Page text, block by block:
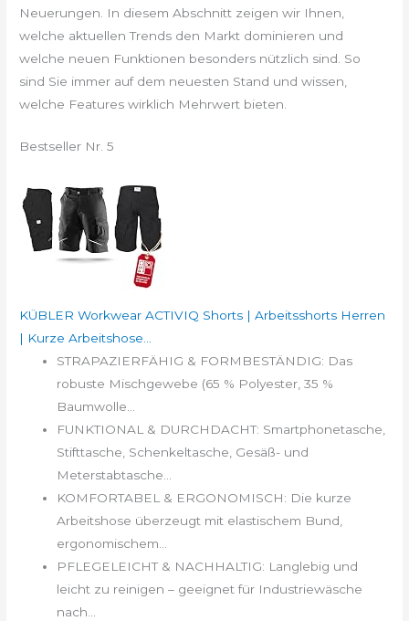
Neuerungen. In diesem Abschnitt zeigen wir Ihnen,
welche aktuellen Trends den Markt dominieren und
welche neuen Funktionen besonders nützlich sind. So
sind Sie immer auf dem neuesten Stand und wissen,
welche Features wirklich Mehrwert bieten.
Bestseller Nr. 5
KÜBLER Workwear ACTIVIQ Shorts | Arbeitsshorts Herren
| Kurze Arbeitshose...
STRAPAZIERFÄHIG & FORMBESTÄNDIG: Das
robuste Mischgewebe (65 % Polyester, 35 %
Baumwolle...
FUNKTIONAL & DURCHDACHT: Smartphonetasche,
Stifttasche, Schenkeltasche, Gesäß- und
Meterstabtasche...
KOMFORTABEL & ERGONOMISCH: Die kurze
Arbeitshose überzeugt mit elastischem Bund,
ergonomischem...
PFLEGELEICHT & NACHHALTIG: Langlebig und
leicht zu reinigen – geeignet für Industriewäsche
nach...